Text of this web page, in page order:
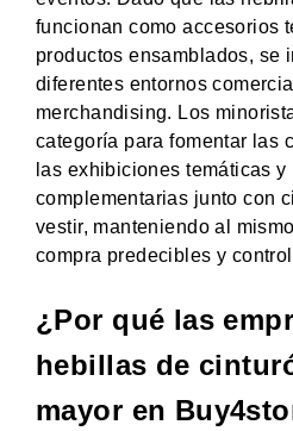
funcionan como accesorios
productos ensamblados, se
diferentes entornos
merchandising. Los
categoría para fomentar las
las exhibiciones temáticas y
complementarias junto con
vestir, manteniendo al
compra predecibles y
¿Por qué las
hebillas de
mayor en